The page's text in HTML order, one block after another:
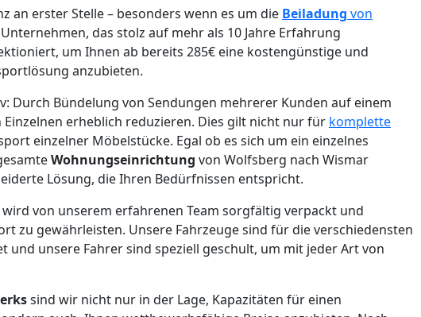
an erster Stelle – besonders wenn es um die Beiladung von
das stolz auf mehr als 10 Jahre Erfahrung
um Ihnen ab bereits 285€ eine kostengünstige und
anzubieten.
Durch Bündelung von Sendungen mehrerer Kunden auf einem
erheblich reduzieren. Dies gilt nicht nur für komplette
einzelner Möbelstücke. Egal ob es sich um ein einzelnes
Wohnungseinrichtung von Wolfsberg nach Wismar
Lösung, die Ihren Bedürfnissen entspricht.
von unserem erfahrenen Team sorgfältig verpackt und
zu gewährleisten. Unsere Fahrzeuge sind für die verschiedensten
unsere Fahrer sind speziell geschult, um mit jeder Art von
sind wir nicht nur in der Lage, Kapazitäten für einen